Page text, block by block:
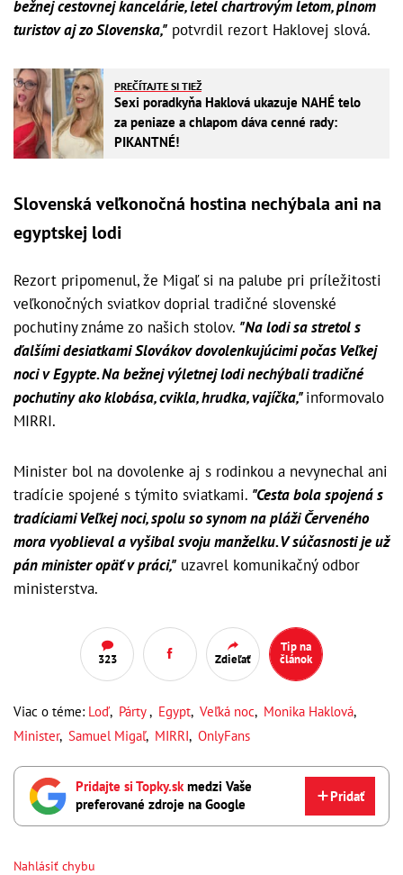
bežnej cestovnej kancelárie, letel chartrovým letom, plnom
turistov aj zo Slovenska," potvrdil rezort Haklovej slová.
PREČÍTAJTE SI TIEŽ
Sexi poradkyňa Haklová ukazuje NAHÉ telo
za peniaze a chlapom dáva cenné rady:
PIKANTNÉ!
Slovenská veľkonočná hostina nechýbala ani na
egyptskej lodi
Rezort pripomenul, že Migaľ si na palube pri príležitosti
veľkonočných sviatkov doprial tradičné slovenské
pochutiny známe zo našich stolov. "Na lodi sa stretol s
ďalšími desiatkami Slovákov dovolenkujúcimi počas Veľkej
noci v Egypte. Na bežnej výletnej lodi nechýbali tradičné
pochutiny ako klobása, cvikla, hrudka, vajíčka,"informovalo
MIRRI.
Minister bol na dovolenke aj s rodinkou a nevynechal ani
tradície spojené s týmito sviatkami. "Cesta bola spojená s
tradíciami Veľkej noci, spolu so synom na pláži Červeného
mora vyoblieval a vyšibal svoju manželku. V súčasnosti je už
pán minister opäť v práci," uzavrel komunikačný odbor
ministerstva.
323 Zdieľať
Tip na
článok
Viac o téme: Loď, Párty, Egypt, Veľká noc, Monika Haklová,
Minister, Samuel Migaľ, MIRRI, OnlyFans
Pridajte si Topky.skmedzi Vaše
preferované zdroje na Google
Pridať
Nahlásiť chybu